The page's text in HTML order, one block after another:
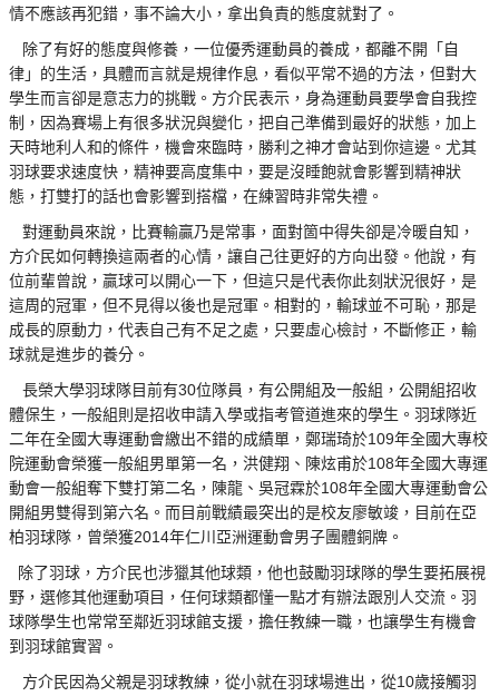
情不應該再犯錯，事不論大小，拿出負責的態度就對了。
除了有好的態度與修養，一位優秀運動員的養成，都離不開「自
律」的生活，具體而言就是規律作息，看似平常不過的方法，但對大
學生而言卻是意志力的挑戰。方介民表示，身為運動員要學會自我控
制，因為賽場上有很多狀況與變化，把自己準備到最好的狀態，加上
天時地利人和的條件，機會來臨時，勝利之神才會站到你這邊。尤其
羽球要求速度快，精神要高度集中，要是沒睡飽就會影響到精神狀
態，打雙打的話也會影響到搭檔，在練習時非常失禮。
對運動員來說，比賽輸贏乃是常事，面對箇中得失卻是冷暖自知，
方介民如何轉換這兩者的心情，讓自己往更好的方向出發。他說，有
位前輩曾說，贏球可以開心一下，但這只是代表你此刻狀況很好，是
這周的冠軍，但不見得以後也是冠軍。相對的，輸球並不可恥，那是
成長的原動力，代表自己有不足之處，只要虛心檢討，不斷修正，輸
球就是進步的養分。
長榮大學羽球隊目前有30位隊員，有公開組及一般組，公開組招收
體保生，一般組則是招收申請入學或指考管道進來的學生。羽球隊近
二年在全國大專運動會繳出不錯的成績單，鄭瑞琦於109年全國大專校
院運動會榮獲一般組男單第一名，洪健翔、陳炫甫於108年全國大專運
動會一般組奪下雙打第二名，陳龍、吳冠霖於108年全國大專運動會公
開組男雙得到第六名。而目前戰績最突出的是校友廖敏竣，目前在亞
柏羽球隊，曾榮獲2014年仁川亞洲運動會男子團體銅牌。
除了羽球，方介民也涉獵其他球類，他也鼓勵羽球隊的學生要拓展視
野，選修其他運動項目，任何球類都懂一點才有辦法跟別人交流。羽
球隊學生也常常至鄰近羽球館支援，擔任教練一職，也讓學生有機會
到羽球館實習。
方介民因為父親是羽球教練，從小就在羽球場進出，從10歲接觸羽